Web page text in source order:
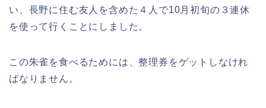
い、長野に住む友人を含めた４人で10月初旬の３連休
を使って行くことにしました。
この朱雀を食べるためには、整理券をゲットしなけれ
ばなりません。